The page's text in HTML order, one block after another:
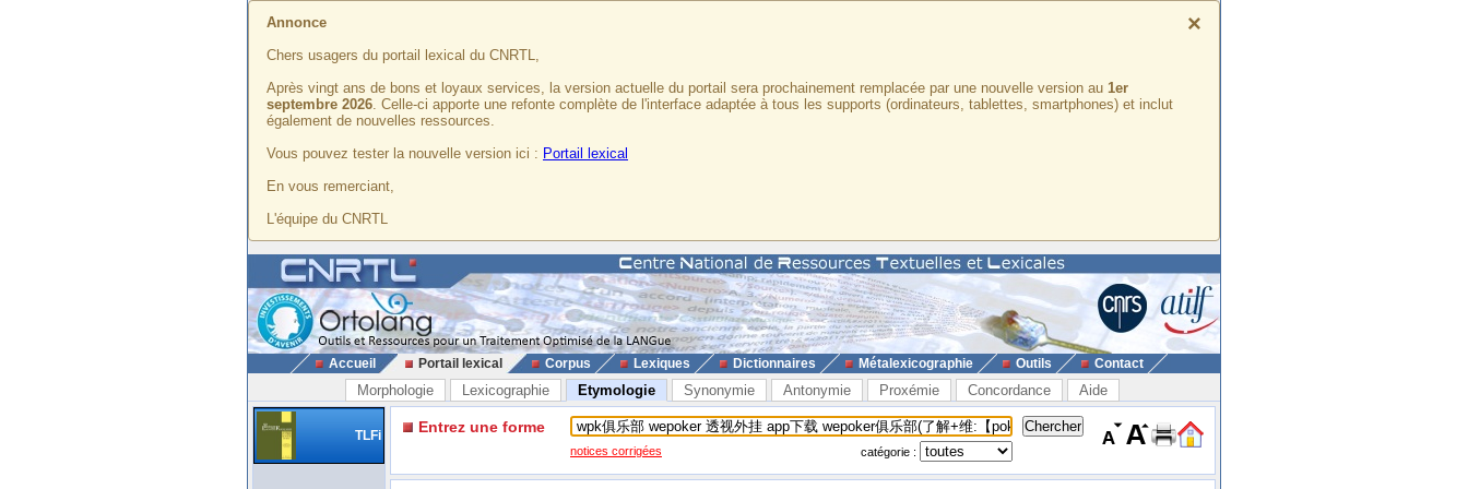
×
Annonce
Chers usagers du portail lexical du CNRTL,
Après vingt ans de bons et loyaux services, la version actuelle du portail sera prochainement remplacée par une nouvelle version au 1er
septembre 2026. Celle-ci apporte une refonte complète de l'interface adaptée à tous les supports (ordinateurs, tablettes, smartphones) et inclut
également de nouvelles ressources.
Vous pouvez tester la nouvelle version ici : Portail lexical
En vous remerciant,
L'équipe du CNRTL
Accueil Portail lexical Corpus Lexiques Dictionnaires Métalexicographie Outils Contact
Morphologie Lexicographie Etymologie Synonymie Antonymie Proxémie Concordance Aide
TLFi Entrez une forme
notices corrigées catégorie :